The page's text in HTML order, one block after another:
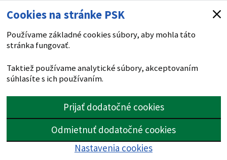
Cookies na stránke PSK
Používame základné cookies súbory, aby mohla táto
stránka fungovať.
Taktiež používame analytické súbory, akceptovaním
súhlasíte s ich používaním.
Prijať dodatočné cookies
Odmietnuť dodatočné cookies
Nastavenia cookies